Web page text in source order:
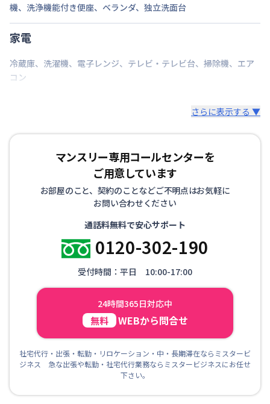
機、 洗浄機能付き便座、 ベランダ、 独立洗面台
家電
冷蔵庫、 洗濯機、 電子レンジ、 テレビ・テレビ台、 掃除機、 エア
コン
さらに表示する ▼
マンスリー専用コールセンターを
ご用意しています
お部屋のこと、契約のことなどご不明点はお気軽に
お問い合わせください
通話料無料で安心サポート
0120-302-190
受付時間：平日 10:00-17:00
24時間365日対応中
無料 WEBから問合せ
社宅代行・出張・転勤・リロケーション・中・長期滞在ならミスタービ
ジネス 急な出張や転勤・社宅代行業務ならミスタービジネスにお任せ
下さい。